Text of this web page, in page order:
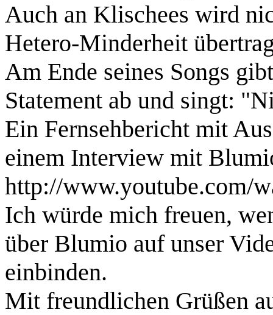
Auch an Klischees wird
Hetero-Minderheit
Am Ende seines Songs
Statement ab und singt:
Ein Fernsehbericht mit
einem Interview mit
http://www.youtube.com/
Ich würde mich freuen,
über Blumio auf unser
einbinden.
Mit freundlichen Grüßen